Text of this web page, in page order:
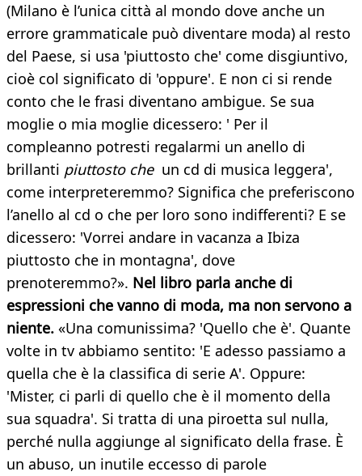
(Milano è l’unica città al mondo dove anche un
errore grammaticale può diventare moda) al resto
del Paese, si usa 'piuttosto che' come disgiuntivo,
cioè col significato di 'oppure'. E non ci si rende
conto che le frasi diventano ambigue. Se sua
moglie o mia moglie dicessero: ' Per il
compleanno potresti regalarmi un anello di
brillanti piuttosto cheun cd di musica leggera',
come interpreteremmo? Significa che preferiscono
l’anello al cd o che per loro sono indifferenti? E se
dicessero: 'Vorrei andare in vacanza a Ibiza
piuttosto che in montagna', dove
prenoteremmo?». Nel libro parla anche di
espressioni che vanno di moda, ma non servono a
niente. «Una comunissima? 'Quello che è'. Quante
volte in tv abbiamo sentito: 'E adesso passiamo a
quella che è la classifica di serie A'. Oppure:
'Mister, ci parli di quello che è il momento della
sua squadra'. Si tratta di una piroetta sul nulla,
perché nulla aggiunge al significato della frase. È
un abuso, un inutile eccesso di parole